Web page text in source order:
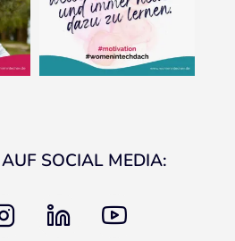
SOCIAL MEDIA:
instagram